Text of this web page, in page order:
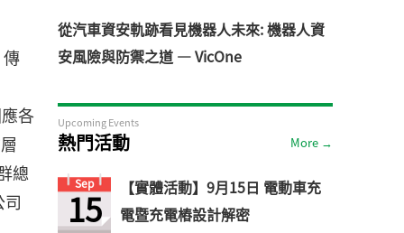
各
總
從汽車資安軌跡看見機器人未來: 機器人資
安風險與防禦之道 — VicOne
Upcoming Events
熱門活動 More →
Sep
15
【實體活動】9月15日 電動車充
電暨充電樁設計解密